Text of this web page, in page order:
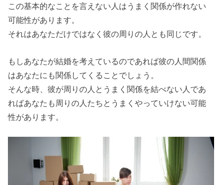
この基本的なことを言えない人はうまく関係が作れない
可能性があります。
それはあなただけではなく彼の周りの人とも同じです。
もしあなたが結婚を考えているのであれば彼の人間関係
はあなたにも関係してくることでしょう。
そんな時、彼が周りの人とうまく関係を結べない人であ
ればあなたも周りの人たちとうまくやっていけない可能
性があります。